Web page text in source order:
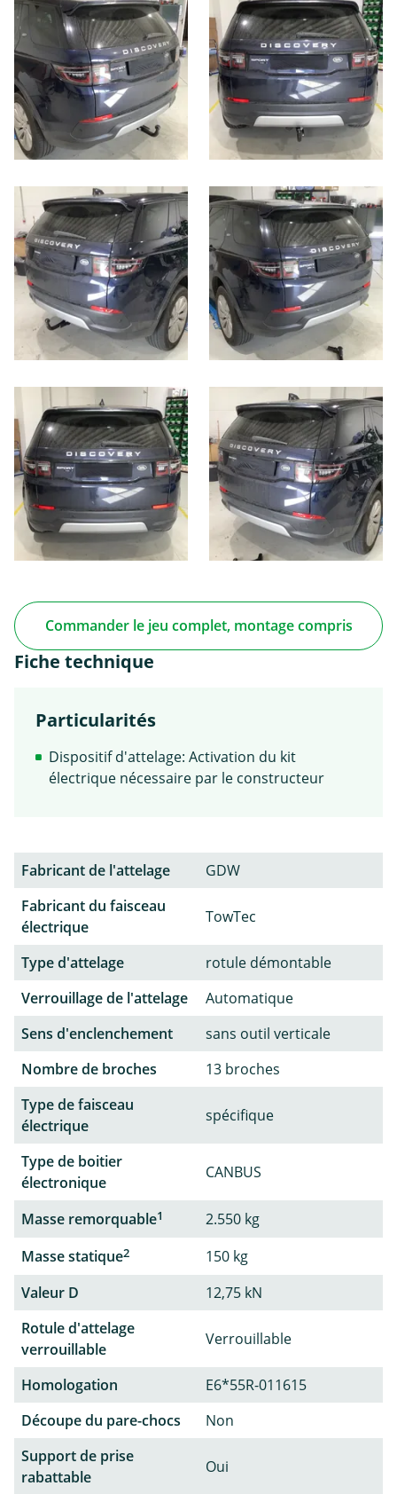
Commander le jeu complet, montage compris
Fiche technique
Particularités
Dispositif d'attelage: Activation du kit
électrique nécessaire par le constructeur
Fabricant de l'attelage
GDW
Fabricant du faisceau
électrique
TowTec
Type d'attelage
rotule démontable
Verrouillage de l'attelage
Automatique
Sens d'enclenchement
sans outil verticale
Nombre de broches
13 broches
Type de faisceau
électrique
spécifique
Type de boitier
électronique
CANBUS
Masse remorquable1
2.550 kg
Masse statique2
150 kg
Valeur D
12,75 kN
Rotule d'attelage
verrouillable
Verrouillable
Homologation
E6*55R-011615
Découpe du pare-chocs
Non
Support de prise
rabattable
Oui